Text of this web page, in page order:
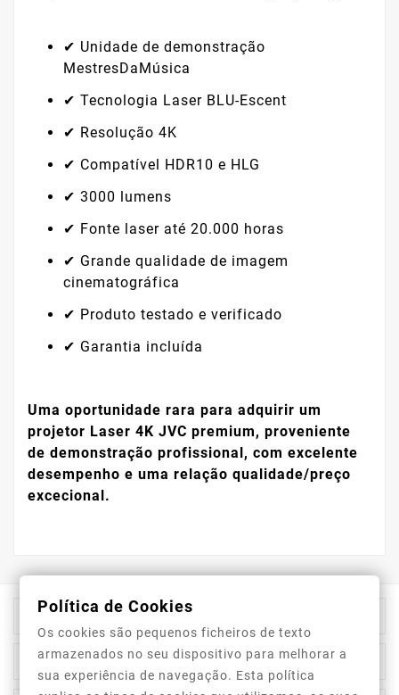
✔ Unidade de demonstração
MestresDaMúsica
✔ Tecnologia Laser BLU-Escent
✔ Resolução 4K
✔ Compatível HDR10 e HLG
✔ 3000 lumens
✔ Fonte laser até 20.000 horas
✔ Grande qualidade de imagem
cinematográfica
✔ Produto testado e verificado
✔ Garantia incluída
Uma oportunidade rara para adquirir um
projetor Laser 4K JVC premium, proveniente
de demonstração profissional, com excelente
desempenho e uma relação qualidade/preço
excecional.
Informação Da Loja
Top Categorias
Política de Cookies
Os cookies são pequenos ficheiros de texto
armazenados no seu dispositivo para melhorar a
sua experiência de navegação. Esta política